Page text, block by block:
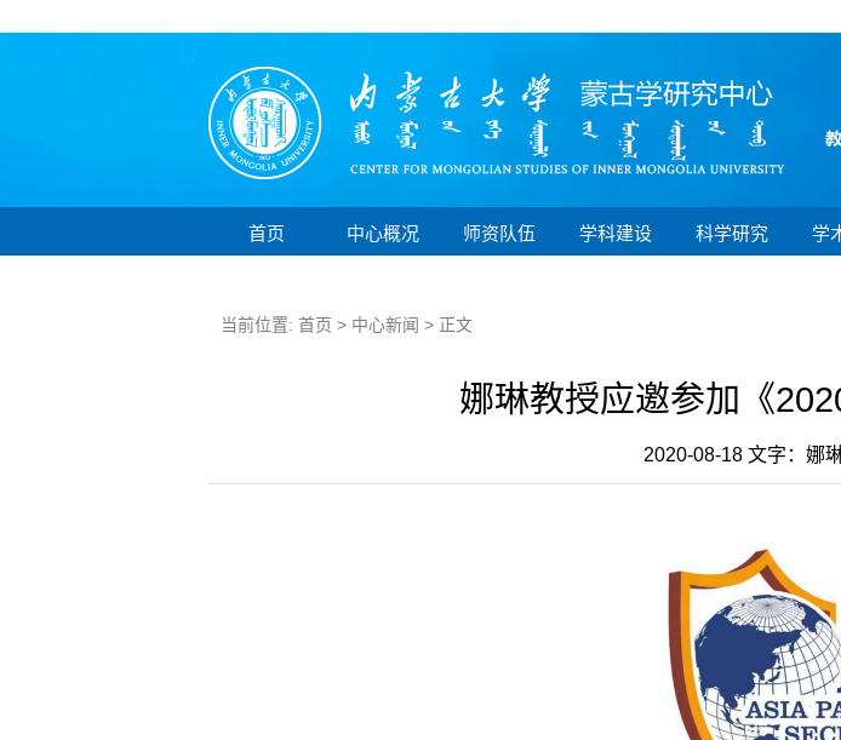
首页 中心概况 师资队伍 学科建设 科学研究 学
当前位置: 首页 > 中心新闻 > 正文
娜琳教授应邀参加《
2020-08-18 文字：娜